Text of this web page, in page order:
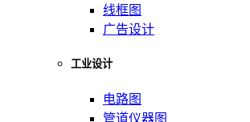
线框图
广告设计
工业设计
电路图
管道仪器图